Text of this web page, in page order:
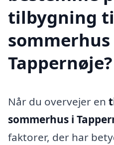
tilbygning
sommerhus
Tappernøje?
Når du overvejer en
sommerhus i
faktorer, der har